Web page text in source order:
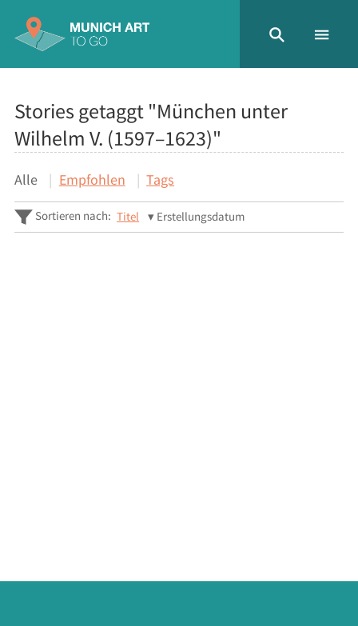
Stories getaggt "München unter
Wilhelm V. (1597–1623)"
Alle Empfohlen Tags
Sortieren nach: Titel Erstellungsdatum